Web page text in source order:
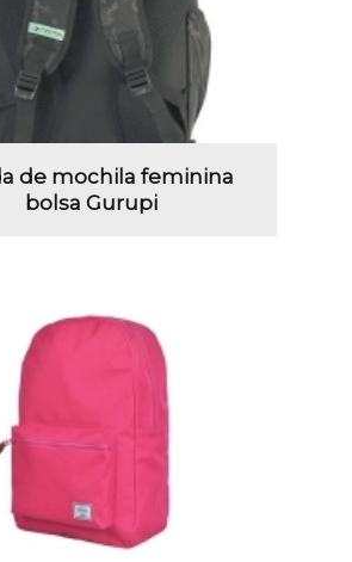
de mochila feminina
bolsa Gurupi